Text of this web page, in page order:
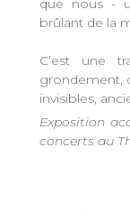
que nous -
brûlant de la
C’est une
grondement,
invisibles,
Exposition
concerts au